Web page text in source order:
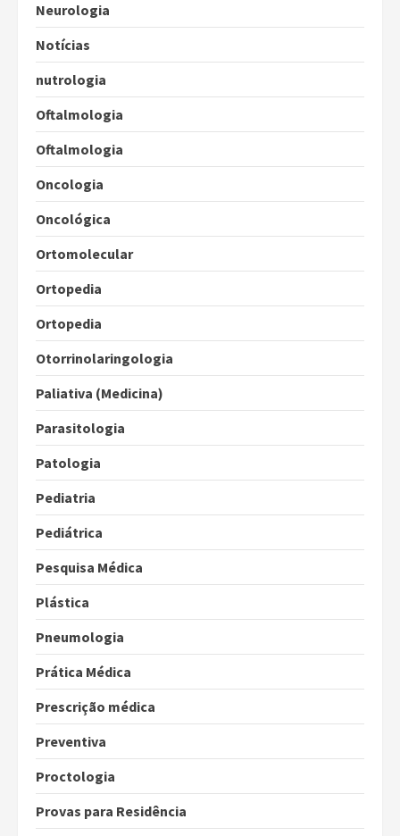
Neurologia
Notícias
nutrologia
Oftalmologia
Oftalmologia
Oncologia
Oncológica
Ortomolecular
Ortopedia
Ortopedia
Otorrinolaringologia
Paliativa (Medicina)
Parasitologia
Patologia
Pediatria
Pediátrica
Pesquisa Médica
Plástica
Pneumologia
Prática Médica
Prescrição médica
Preventiva
Proctologia
Provas para Residência